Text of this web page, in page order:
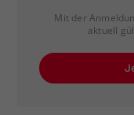
Mit der
aktuell